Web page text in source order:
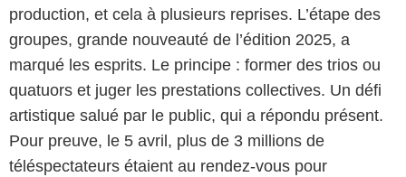
production, et cela à plusieurs reprises. L’étape des
groupes, grande nouveauté de l’édition 2025, a
marqué les esprits. Le principe : former des trios ou
quatuors et juger les prestations collectives. Un défi
artistique salué par le public, qui a répondu présent.
Pour preuve, le 5 avril, plus de 3 millions de
téléspectateurs étaient au rendez-vous pour